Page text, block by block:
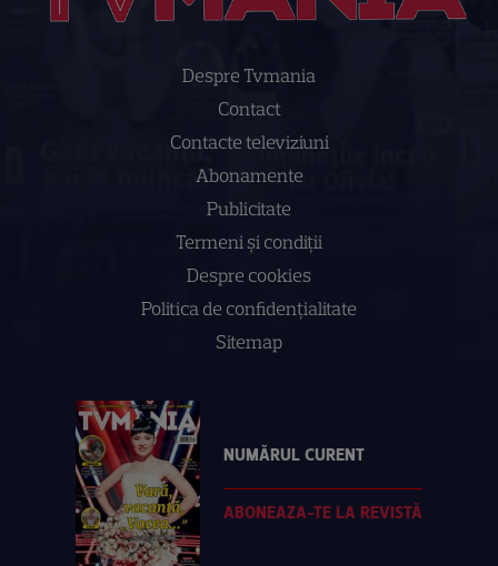
Despre Tvmania
Contact
Contacte televiziuni
Abonamente
Publicitate
Termeni și condiții
Despre cookies
Politica de confidenţialitate
Sitemap
NUMĂRUL CURENT
ABONEAZA-TE LA REVISTĂ